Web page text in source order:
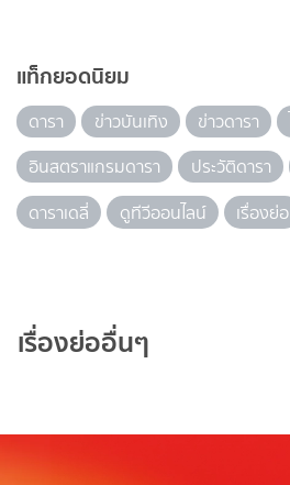
แท็กยอดนิยม
ดารา ข่าวบันเทิง ข่าวดารา
อินสตราแกรมดารา
ประวัติดารา
ดาราเดลี่
ดูทีวีออนไลน์ เรื่องย่อ
เรื่องย่ออื่นๆ